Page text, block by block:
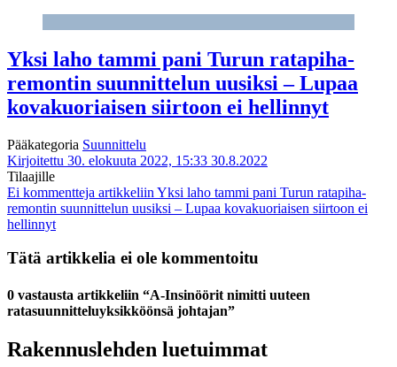
Yksi laho tammi pani Turun ratapiha­
remontin suunnittelun uusiksi – Lupaa
kova­kuoriaisen siirtoon ei hellinnyt
Pääkategoria Suunnittelu
Kirjoitettu 30. elokuuta 2022, 15:33 30.8.2022
Tilaajille
Ei kommentteja artikkeliin Yksi laho tammi pani Turun ratapiha­
remontin suunnittelun uusiksi – Lupaa kova­kuoriaisen siirtoon ei
hellinnyt
Tätä artikkelia ei ole kommentoitu
0 vastausta artikkeliin “A-Insinöörit nimitti uuteen
ratasuunnitteluyksikköönsä johtajan”
Rakennuslehden luetuimmat